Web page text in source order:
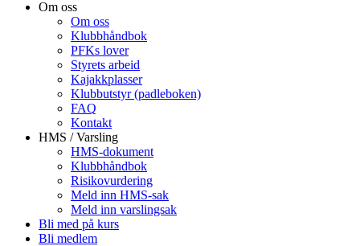
Om oss
Om oss
Klubbhåndbok
PFKs lover
Styrets arbeid
Kajakkplasser
Klubbutstyr (padleboken)
FAQ
Kontakt
HMS / Varsling
HMS-dokument
Klubbhåndbok
Risikovurdering
Meld inn HMS-sak
Meld inn varslingsak
Bli med på kurs
Bli medlem